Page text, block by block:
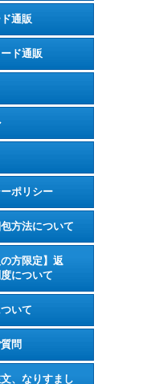
通販
ド通販
ポリシー
方法について
の方限定】返
について
いて
問
、なりすまし